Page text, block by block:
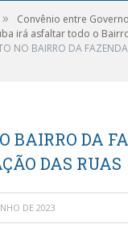
»
Convênio entre
irá asfaltar todo o
NO BAIRRO DA
BAIRRO DA
DAS RUAS
DE 2023